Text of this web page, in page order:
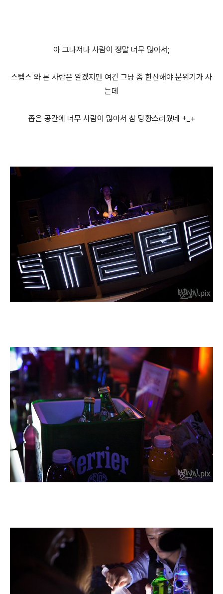
아 그나저나 사람이 정말 너무 많아서;
스텝스 와 본 사람은 알겠지만 여긴 그냥 좀 한산해야 분위기가 사
는데
좁은 공간에 너무 사람이 많아서 참 당황스러웠네 +_+